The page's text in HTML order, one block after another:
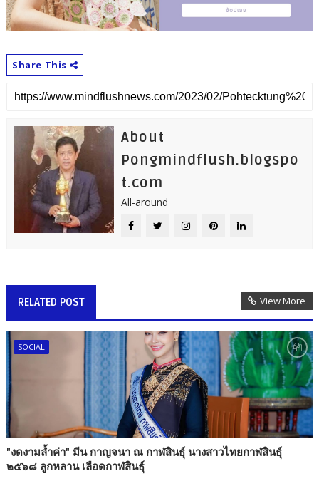
Share This
About
Pongmindflush.blogspo
t.com
All-around
RELATED POST View More
SOCIAL
"งดงามล้ำค่า" มีน กาญจนา ณ กาฬสินธุ์ นางสาวไทยกาฬสินธุ์
๒๕๖๘ ลูกหลาน เลือดกาฬสินธุ์